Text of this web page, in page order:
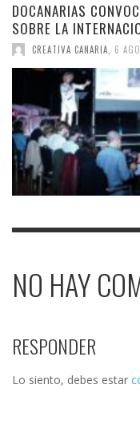
DOCANARIAS
SOBRE LA
CREATIVA CANARIA 6
NO HAY
RESPONDER
Lo siento, debes estar